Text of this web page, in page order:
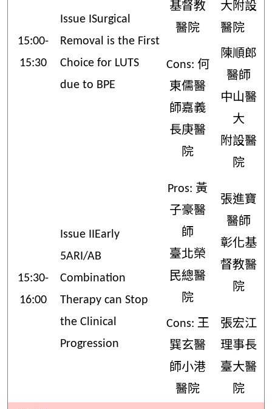
15:00-
15:30
Issue ISurgical
Removal is the First
Choice for LUTS
due to BPE
基督教
醫院
大附設
醫院
Cons: 何
東儒醫
師嘉義
長庚醫
院
陳順郎
醫師
中山醫
大
附設醫
院
15:30-
16:00
Issue IIEarly
5ARI/AB
Combination
Therapy can Stop
the Clinical
Progression
Pros: 黃
子豪醫
師
臺北榮
民總醫
院
張進寶
醫師
彰化基
督教醫
院
Cons: 王
巽玄醫
師小港
醫院
張宏江
理事長
臺大醫
院